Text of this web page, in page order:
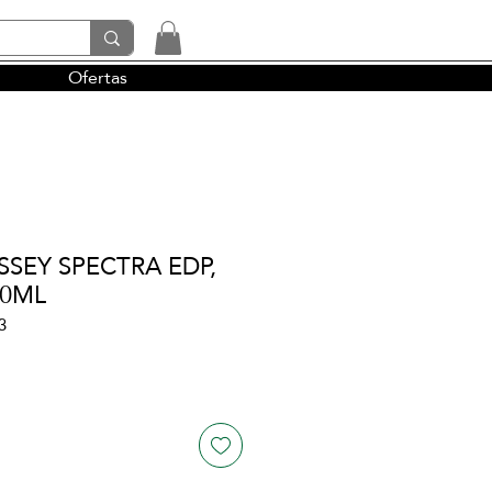
y la perfumería árabe
Ofertas
SPECTRA EDP,